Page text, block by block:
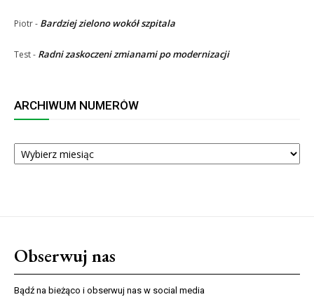
Piotr- Bardziej zielono wokół szpitala
Test- Radni zaskoczeni zmianami po modernizacji
ARCHIWUM NUMERÓW
ARCHIWUM
NUMERÓW
Obserwuj nas
Bądź na bieżąco i obserwuj nas w social media